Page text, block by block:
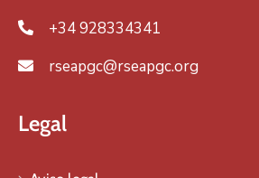
+34 928334341
rseapgc@rseapgc.org
Legal